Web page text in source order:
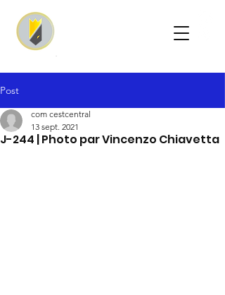
Post
J-244 | Photo par Vincenzo Chiavetta
com cestcentral
13 sept. 2021